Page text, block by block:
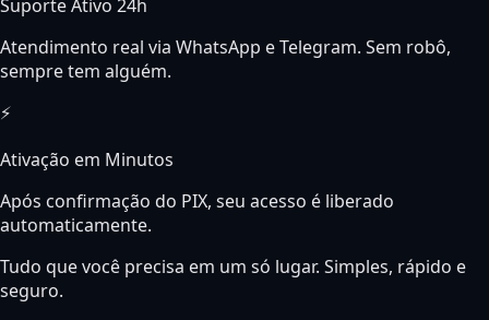
Suporte Ativo 24h
Atendimento real via WhatsApp e Telegram. Sem robô,
sempre tem alguém.
⚡
Ativação em Minutos
Após confirmação do PIX, seu acesso é liberado
automaticamente.
Tudo que você precisa em um só lugar. Simples, rápido e
seguro.